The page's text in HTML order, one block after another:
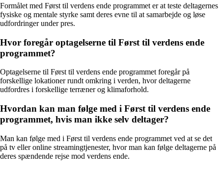
Formålet med Først til verdens ende programmet er at teste deltagernes
fysiske og mentale styrke samt deres evne til at samarbejde og løse
udfordringer under pres.
Hvor foregår optagelserne til Først til verdens ende
programmet?
Optagelserne til Først til verdens ende programmet foregår på
forskellige lokationer rundt omkring i verden, hvor deltagerne
udfordres i forskellige terræner og klimaforhold.
Hvordan kan man følge med i Først til verdens ende
programmet, hvis man ikke selv deltager?
Man kan følge med i Først til verdens ende programmet ved at se det
på tv eller online streamingtjenester, hvor man kan følge deltagerne på
deres spændende rejse mod verdens ende.